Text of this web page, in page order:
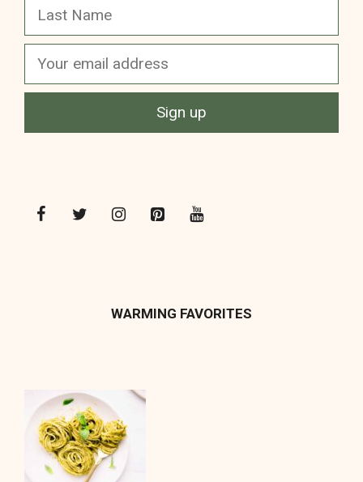
WARMING FAVORITES